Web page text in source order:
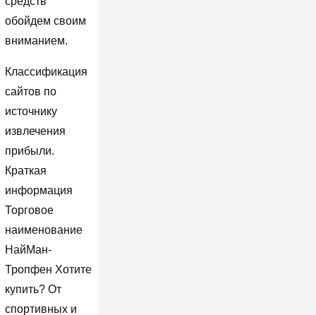
обойдем своим
вниманием.
Классификация
сайтов по
источнику
извлечения
прибыли.
Краткая
информация
Торговое
наименование
НайМан-
Тропфен Хотите
купить? От
спортивных и